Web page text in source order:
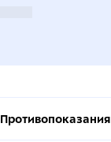
Противопоказания